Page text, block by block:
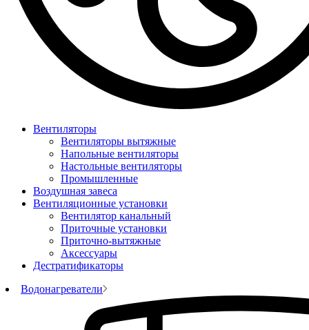
Вентиляторы
Вентиляторы вытяжные
Напольные вентиляторы
Настольные вентиляторы
Промышленные
Воздушная завеса
Вентиляционные установки
Вентилятор канальный
Приточные установки
Приточно-вытяжные
Аксессуары
Дестратификаторы
Водонагреватели